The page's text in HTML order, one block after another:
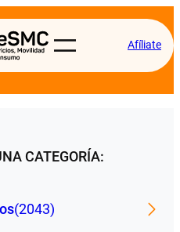
Afíliate
CATEGORÍA:
(2043)